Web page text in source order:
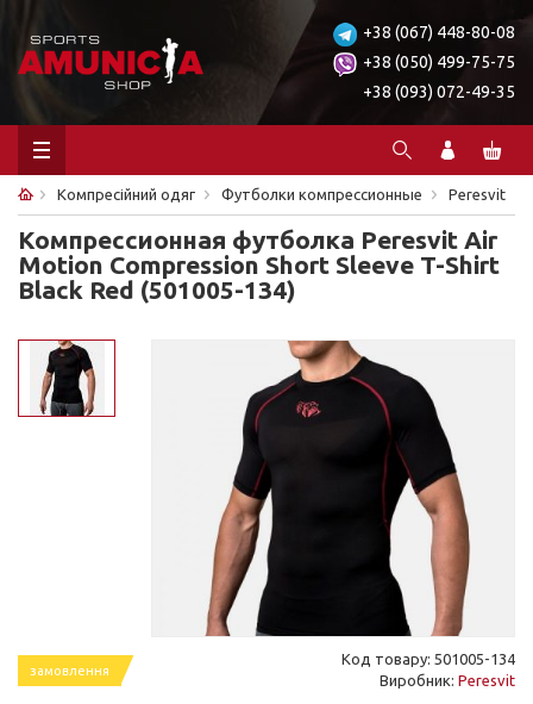
+38 (067) 448-80-08
+38 (050) 499-75-75
+38 (093) 072-49-35
Компресійний одяг Футболки компрессионные Peresvit
Компрессионная футболка Peresvit Air
Motion Compression Short Sleeve T-Shirt
Black Red (501005-134)
замовлення
Код товару: 501005-134
Виробник: Peresvit